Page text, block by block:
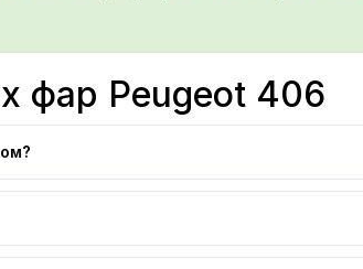
фар Peugeot 406